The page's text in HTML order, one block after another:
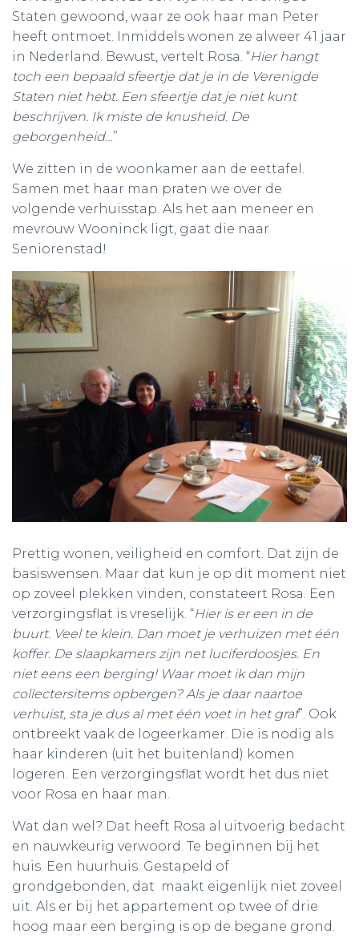
Staten gewoond, waar ze ook haar man Peter
heeft ontmoet. Inmiddels wonen ze alweer 41 jaar
in Nederland. Bewust, vertelt Rosa. “Hier hangt
toch een bepaald sfeertje dat je in de Verenigde
Staten niet hebt. Een sfeertje dat je niet kunt
beschrijven. Ik miste de knusheid. De
geborgenheid…”
We zitten in de woonkamer aan de eettafel.
Samen met haar man praten we over de
volgende verhuisstap. Als het aan meneer en
mevrouw Wooninck ligt, gaat die naar
Seniorenstad!
Prettig wonen, veiligheid en comfort. Dat zijn de
basiswensen. Maar dat kun je op dit moment niet
op zoveel plekken vinden, constateert Rosa. Een
verzorgingsflat is vreselijk. “Hier is er een in de
buurt. Veel te klein. Dan moet je verhuizen met één
koffer. De slaapkamers zijn net luciferdoosjes. En
niet eens een berging! Waar moet ik dan mijn
collectersitems opbergen? Als je daar naartoe
verhuist, sta je dus al met één voet in het graf”. Ook
ontbreekt vaak de logeerkamer. Die is nodig als
haar kinderen (uit het buitenland) komen
logeren. Een verzorgingsflat wordt het dus niet
voor Rosa en haar man.
Wat dan wel? Dat heeft Rosa al uitvoerig bedacht
en nauwkeurig verwoord. Te beginnen bij het
huis. Een huurhuis. Gestapeld of
grondgebonden, dat maakt eigenlijk niet zoveel
uit. Als er bij het appartement op twee of drie
hoog maar een berging is op de begane grond.